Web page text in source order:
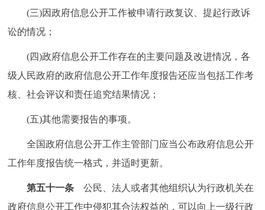
(三)因政府信息公开工作被申请行政复议、提起行政诉
讼的情况；
(四)政府信息公开工作存在的主要问题及改进情况，各
级人民政府的政府信息公开工作年度报告还应当包括工作考
核、社会评议和责任追究结果情况；
(五)其他需要报告的事项。
全国政府信息公开工作主管部门应当公布政府信息公开
工作年度报告统一格式，并适时更新。
第五十一条 公民、法人或者其他组织认为行政机关在
政府信息公开工作中侵犯其合法权益的，可以向上一级行政